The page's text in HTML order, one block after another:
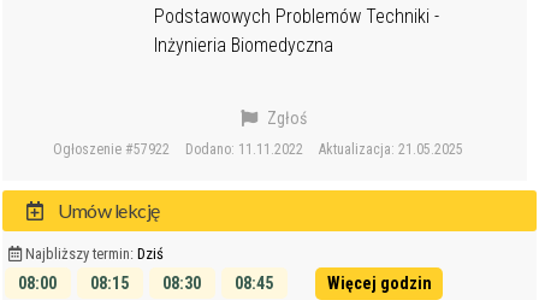
Podstawowych Problemów Techniki -
Inżynieria Biomedyczna
Ogłoszenie #57922 Dodano: 11.11.2022 Aktualizacja: 21.05.2025
Zgłoś
Umów lekcję
Najbliższy termin:Dziś
08:00 08:15 08:30
08:45
Więcej godzin